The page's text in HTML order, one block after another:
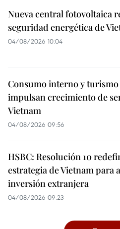
Nueva central fotovoltaica
seguridad energética de
04/08/2026 10:04
Consumo interno y turismo
impulsan crecimiento de
Vietnam
04/08/2026 09:56
HSBC: Resolución 10
estrategia de Vietnam para
inversión extranjera
04/08/2026 09:23